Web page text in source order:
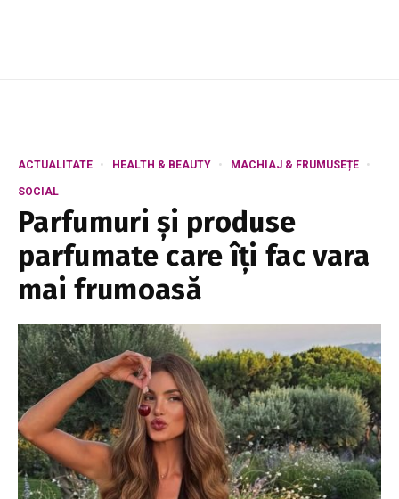
ACTUALITATE HEALTH & BEAUTY MACHIAJ & FRUMUSEȚE
SOCIAL
Parfumuri și produse
parfumate care îți fac vara
mai frumoasă